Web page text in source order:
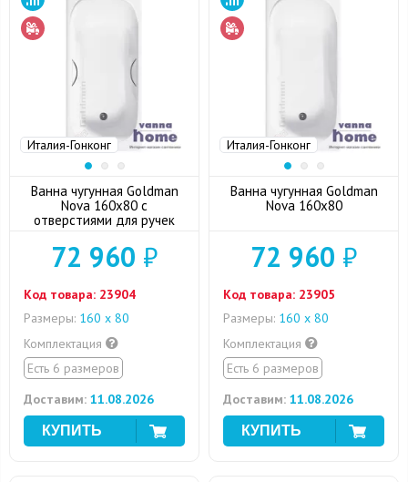
Италия-Гонконг
Ванна чугунная Goldman
Nova 160x80 с
отверстиями для ручек
72 960 ₽
Код товара: 23904
Размеры: 160 х 80
Комплектация
Есть 6 размеров
Доставим: 11.08.2026
Италия-Гонконг
Ванна чугунная Goldman
Nova 160x80
72 960 ₽
Код товара: 23905
Размеры: 160 х 80
Комплектация
Есть 6 размеров
Доставим: 11.08.2026